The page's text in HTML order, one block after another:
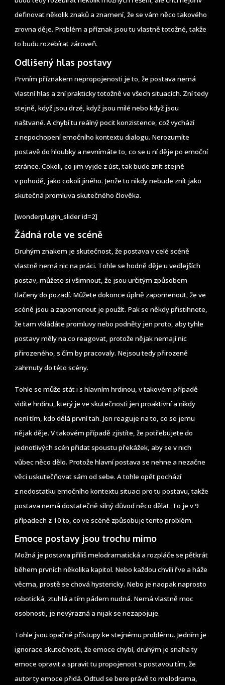
definovat několik znaků a znamení, že se vám něco takového
zrovna děje. Problém a příznak jsou tu vlastně totožné, takže
to budu rozebírat zároveň.
Odlišený hlas postavy
Prvním příznakem nepropojenosti je to, že postava nemá
vlastní hlas a zní prakticky totožně ve všech situacích. Zní tedy
stejně, když jsou drzé, když jsou milé nebo když jsou
naštvané. A chybí tu reálný pocit konzistence, což vychází
z nepochopení emočního kontextu dialogu. Nerozumíte
postavě do hloubky a nevnímáte to, co se u ní děje po emoční
stránce. Cokoli, co jim vyjde z úst, tak bude znít stejně
v pohodě, jako cokoli jiného. Jenže to nikdy nebude znít jako
skutečná promluva skutečného člověka.
[wonderplugin_slider id=2]
Žádná role ve scéně
Druhým znakem je skutečnost, že postava v celé scéně
vlastně nemá nic na práci. Tohle se hodně děje u vedlejších
postav, můžete si všimnout, že jsou určitým způsobem
tlačeny do pozadí. Můžete dokonce úplně zapomenout, že ve
scéně jsou a zapomenout je použít. Pak se někdy přistihnete,
že tam vkládáte promluvy nebo podněty jen proto, aby tyhle
postavy měly na co reagovat, protože nějak nemají nic
přirozeného, s čím by pracovaly. Nejsou tedy přirozeně
zahrnuty do této scény.
Tohle se může stát i s hlavním hrdinou, v takovém případě
vidíte hrdinu, který je ve skutečnosti jen proaktivní a nikdy
není tím, kdo dělá první tah. Jen reaguje na to, co se jemu
nějak děje. V takovém případě zjistíte, že potřebujete do
jednotlivých scén přidat spoustu překážek, aby se v nich
vůbec něco dělo. Protože hlavní postava se nehne a nezačne
věci uskutečňovat sám od sebe. A tohle opět pochází
z nedostatku emočního kontextu situaci pro tu postavu, takže
postava nemá dostatečně silný důvod něco dělat. To je v 9
případech z 10 to, co ve scéně způsobuje tento problém.
Emoce postavy jsou trochu mimo
Možná je postava příliš melodramatická a rozpláče se pětkrát
během prvních několika kapitol. Nebo každou chvíli řve a háže
věcma, prostě se chová hystericky. Nebo je naopak naprosto
robotická, ztuhlá a tím pádem nudná. Nemá vlastně moc
osobnosti, je nevýrazná a nijak se nezapojuje.
Tohle jsou opačné přístupy ke stejnému problému. Jedním je
ignorace skutečnosti, že emoce chybí, druhým je snaha ty
emoce opravit a spravit tu propojenost s postavou tím, že
autor ty emoce přidá. Odtud se bere právě to melodrama,